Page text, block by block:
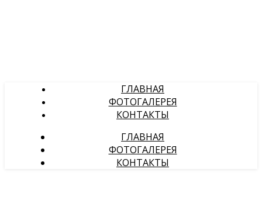
ГЛАВНАЯ
ФОТОГАЛЕРЕЯ
КОНТАКТЫ
ГЛАВНАЯ
ФОТОГАЛЕРЕЯ
КОНТАКТЫ